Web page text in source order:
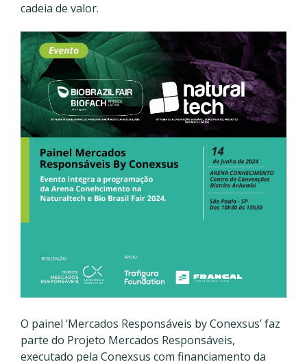
cadeia de valor.
O painel ‘Mercados Responsáveis by Conexsus’ faz
parte do Projeto Mercados Responsáveis,
executado pela Conexsus com financiamento da